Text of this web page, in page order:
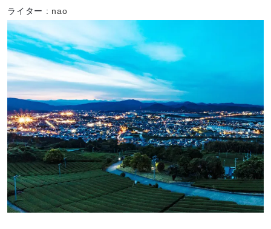
ライター : nao